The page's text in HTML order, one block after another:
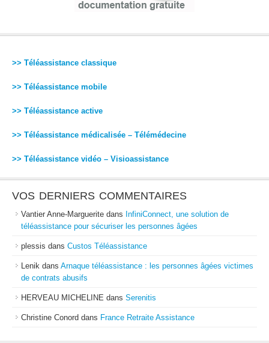
>> Téléassistance classique
>> Téléassistance mobile
>> Téléassistance active
>> Téléassistance médicalisée – Télémédecine
>> Téléassistance vidéo – Visioassistance
VOS DERNIERS COMMENTAIRES
Vantier Anne-Marguerite dans InfiniConnect, une solution de
téléassistance pour sécuriser les personnes âgées
plessis dans Custos Téléassistance
Lenik dans Arnaque téléassistance : les personnes âgées victimes
de contrats abusifs
HERVEAU MICHELINE dans Serenitis
Christine Conord dans France Retraite Assistance